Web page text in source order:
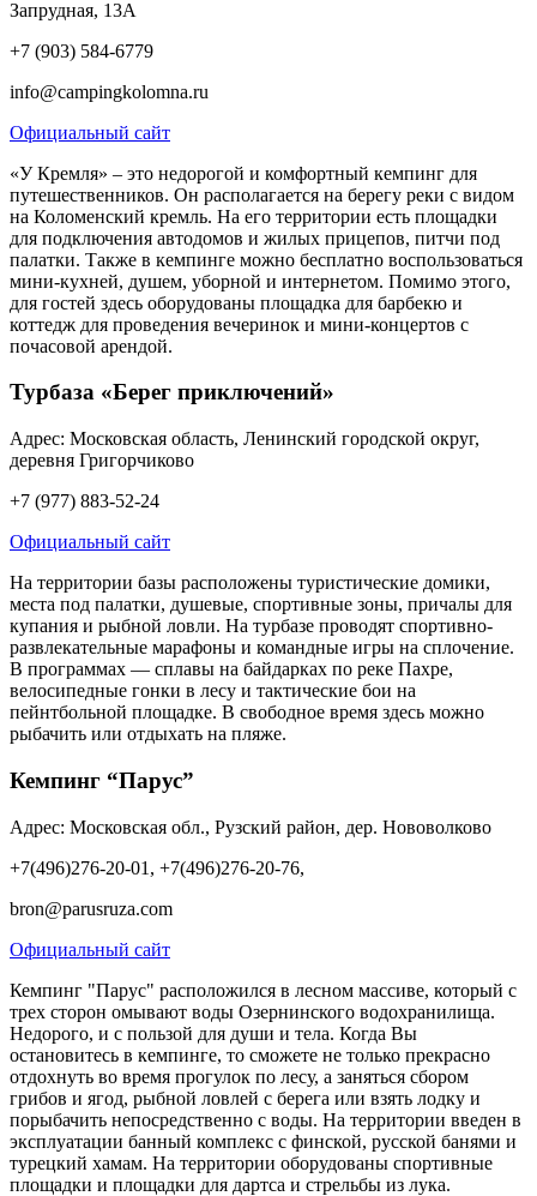
Запрудная, 13А
+7 (903) 584-6779
info@campingkolomna.ru
Официальный сайт
«У Кремля» – это недорогой и комфортный кемпинг для
путешественников. Он располагается на берегу реки с видом
на Коломенский кремль. На его территории есть площадки
для подключения автодомов и жилых прицепов, питчи под
палатки. Также в кемпинге можно бесплатно воспользоваться
мини-кухней, душем, уборной и интернетом. Помимо этого,
для гостей здесь оборудованы площадка для барбекю и
коттедж для проведения вечеринок и мини-концертов с
почасовой арендой.
Турбаза «Берег приключений»
Адрес: Московская область, Ленинский городской округ,
деревня Григорчиково
+7 (977) 883-52-24
Официальный сайт
На территории базы расположены туристические домики,
места под палатки, душевые, спортивные зоны, причалы для
купания и рыбной ловли. На турбазе проводят спортивно-
развлекательные марафоны и командные игры на сплочение.
В программах — сплавы на байдарках по реке Пахре,
велосипедные гонки в лесу и тактические бои на
пейнтбольной площадке. В свободное время здесь можно
рыбачить или отдыхать на пляже.
Кемпинг “Парус”
Адрес: Московская обл., Рузский район, дер. Нововолково
+7(496)276-20-01, +7(496)276-20-76,
bron@parusruza.com
Официальный сайт
Кемпинг "Парус" расположился в лесном массиве, который с
трех сторон омывают воды Озернинского водохранилища.
Недорого, и с пользой для души и тела. Когда Вы
остановитесь в кемпинге, то сможете не только прекрасно
отдохнуть во время прогулок по лесу, а заняться сбором
грибов и ягод, рыбной ловлей с берега или взять лодку и
порыбачить непосредственно с воды. На территории введен в
эксплуатации банный комплекс с финской, русской банями и
турецкий хамам. На территории оборудованы спортивные
площадки и площадки для дартса и стрельбы из лука.